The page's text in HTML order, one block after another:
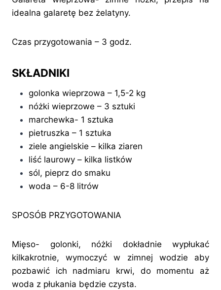
idealna galaretę bez żelatyny.
Czas przygotowania – 3 godz.
SKŁADNIKI
golonka wieprzowa – 1,5-2 kg
nóżki wieprzowe – 3 sztuki
marchewka- 1 sztuka
pietruszka – 1 sztuka
ziele angielskie – kilka ziaren
liść laurowy – kilka listków
sól, pieprz do smaku
woda – 6-8 litrów
SPOSÓB PRZYGOTOWANIA
Mięso- golonki, nóżki dokładnie wypłukać
kilkakrotnie, wymoczyć w zimnej wodzie aby
pozbawić ich nadmiaru krwi, do momentu aż
woda z płukania będzie czysta.